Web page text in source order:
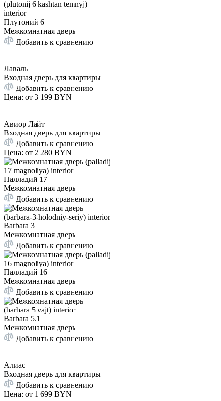
Плутоний 6
Межкомнатная дверь
Добавить к сравнению
Лаваль
Входная дверь для квартиры
Добавить к сравнению
Цена: от 3 199 BYN
Авиор Лайт
Входная дверь для квартиры
Добавить к сравнению
Цена: от 2 280 BYN
Палладий 17
Межкомнатная дверь
Добавить к сравнению
Barbara 3
Межкомнатная дверь
Добавить к сравнению
Палладий 16
Межкомнатная дверь
Добавить к сравнению
Barbara 5.1
Межкомнатная дверь
Добавить к сравнению
Алиас
Входная дверь для квартиры
Добавить к сравнению
Цена: от 1 699 BYN